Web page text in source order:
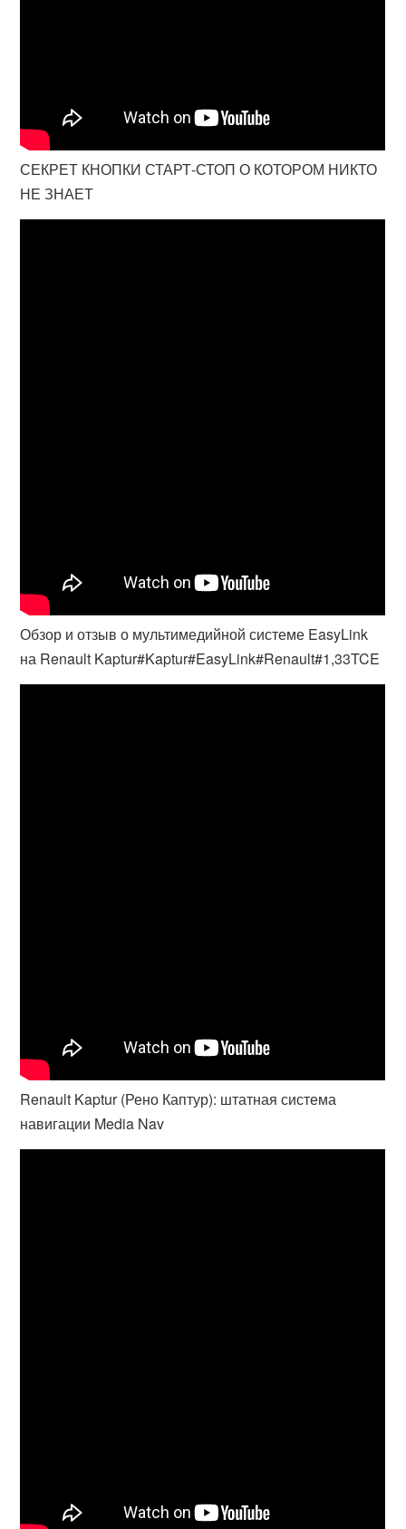
СЕКРЕТ КНОПКИ СТАРТ-СТОП О КОТОРОМ НИКТО
НЕ ЗНАЕТ
Обзор и отзыв о мультимедийной системе EasyLink
на Renault Kaptur#Kaptur#EasyLink#Renault#1,33TCE
Renault Kaptur (Рено Каптур): штатная система
навигации Media Nav